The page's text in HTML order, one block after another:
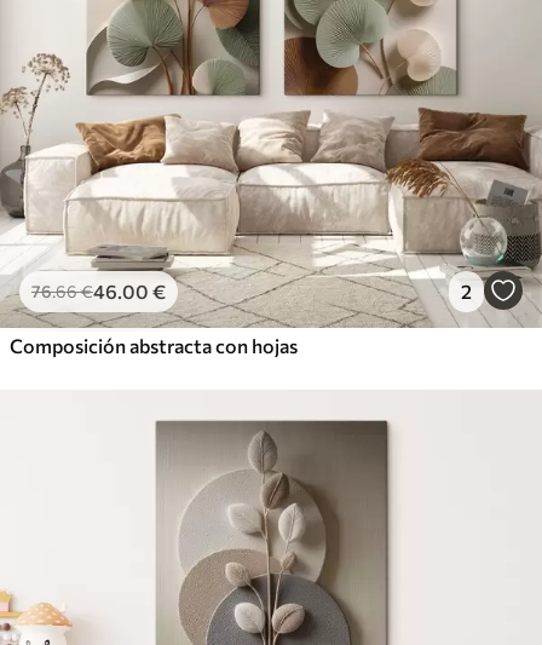
76.66€46.00 € 2
Composición abstracta con hojas